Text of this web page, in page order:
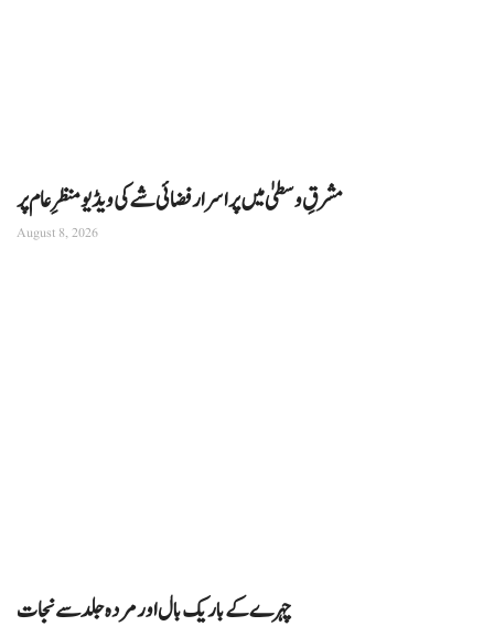
مشرقِ وسطیٰ میں پراسرار فضائی شے کی ویڈیو منظرِ عام پر
August 8, 2026
چہرے کے باریک بال اور مردہ جلد سے نجات